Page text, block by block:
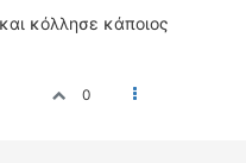
κόλλησε κάποιος
0